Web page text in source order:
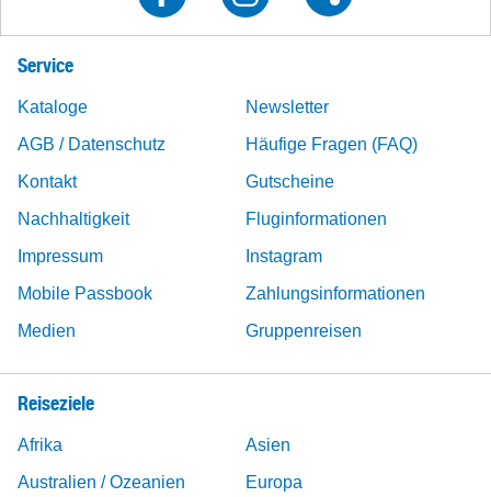
Service
Kataloge
Newsletter
AGB / Datenschutz
Häufige Fragen (FAQ)
Kontakt
Gutscheine
Nachhaltigkeit
Fluginformationen
Impressum
Instagram
Mobile Passbook
Zahlungsinformationen
Medien
Gruppenreisen
Reiseziele
Afrika
Asien
Australien / Ozeanien
Europa